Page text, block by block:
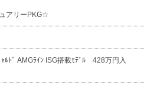
アリーPKG☆
ｬﾙﾄﾞ AMGﾗｲﾝ ISG搭載ﾓﾃﾞﾙ 428万円入